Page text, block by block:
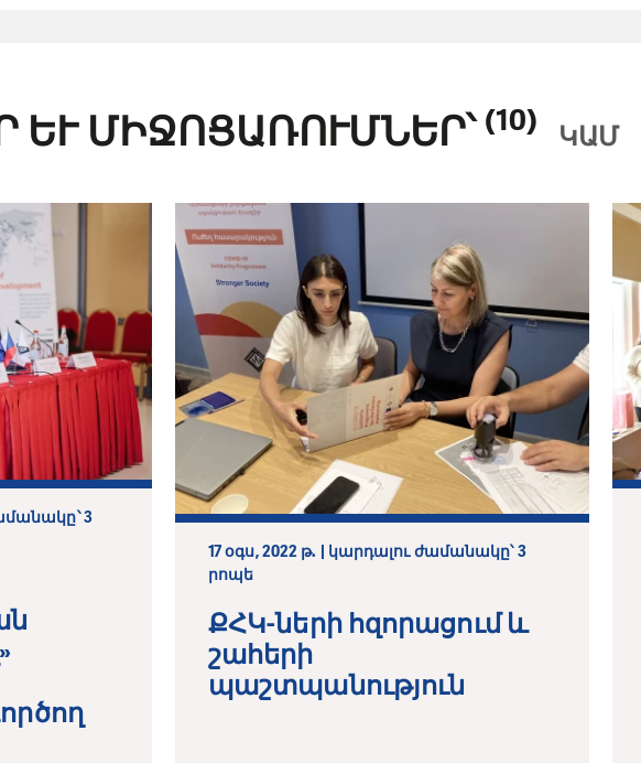
ՄԻՋՈՑԱՌՈՒՄՆԵՐ՝ (10) ԿԱՄ
3
17 օգս, 2022 թ. | կարդալու ժամանակը՝ 3
րոպե
ՔՀԿ-ների հզորացում և
շահերի
պաշտպանություն